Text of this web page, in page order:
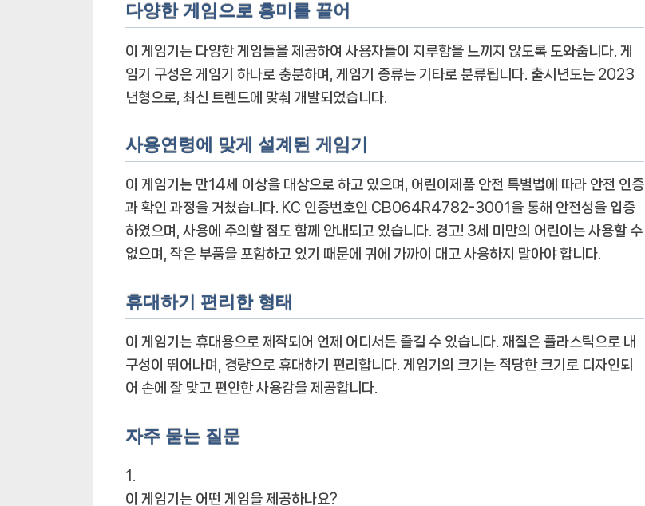
발
력
스
해
푸
쉬
팝
게
다양한 게임으로 흥미를 끌어
이 게임기는 다양한 게임들을 제공하여 사용자들이 지루함을 느끼지 않도록 도와줍니다. 게
임기 구성은 게임기 하나로 충분하며, 게임기 종류는 기타로 분류됩니다. 출시년도는 2023
년형으로, 최신 트렌드에 맞춰 개발되었습니다.
사용연령에 맞게 설계된 게임기
이 게임기는 만14세 이상을 대상으로 하고 있으며, 어린이제품 안전 특별법에 따라 안전 인증
과 확인 과정을 거쳤습니다. KC 인증번호인 CB064R4782-3001을 통해 안전성을 입증
하였으며, 사용에 주의할 점도 함께 안내되고 있습니다. 경고! 3세 미만의 어린이는 사용할 수
없으며, 작은 부품을 포함하고 있기 때문에 귀에 가까이 대고 사용하지 말아야 합니다.
휴대하기 편리한 형태
이 게임기는 휴대용으로 제작되어 언제 어디서든 즐길 수 있습니다. 재질은 플라스틱으로 내
구성이 뛰어나며, 경량으로 휴대하기 편리합니다. 게임기의 크기는 적당한 크기로 디자인되
어 손에 잘 맞고 편안한 사용감을 제공합니다.
자주 묻는 질문
이 게임기는 어떤 게임을 제공하나요?